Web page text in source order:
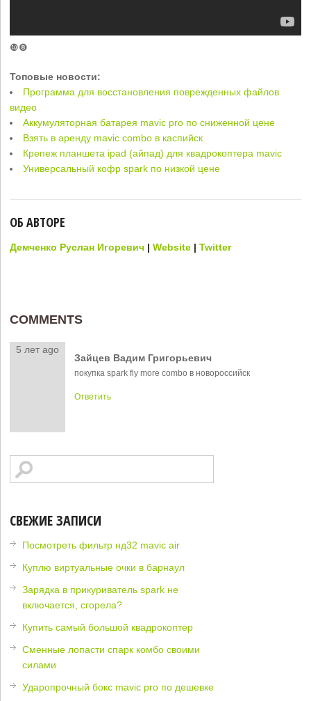
❿❽
Топовые новости:
Программа для восстановления поврежденных файлов
видео
Аккумуляторная батарея mavic pro по сниженной цене
Взять в аренду mavic combo в каспийск
Крепеж планшета ipad (айпад) для квадрокоптера mavic
Универсальный кофр spark по низкой цене
ОБ АВТОРЕ
Демченко Руслан Игоревич |Website |Twitter
COMMENTS
5 лет ago
Зайцев Вадим Григорьевич
покупка spark fly more combo в новороссийск
Ответить
СВЕЖИЕ ЗАПИСИ
Посмотреть фильтр нд32 mavic air
Куплю виртуальные очки в барнаул
Зарядка в прикуриватель spark не
включается, сгорела?
Купить самый большой квадрокоптер
Сменные лопасти спарк комбо своими
силами
Ударопрочный бокс mavic pro по дешевке